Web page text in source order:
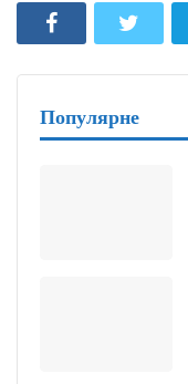
Популярне